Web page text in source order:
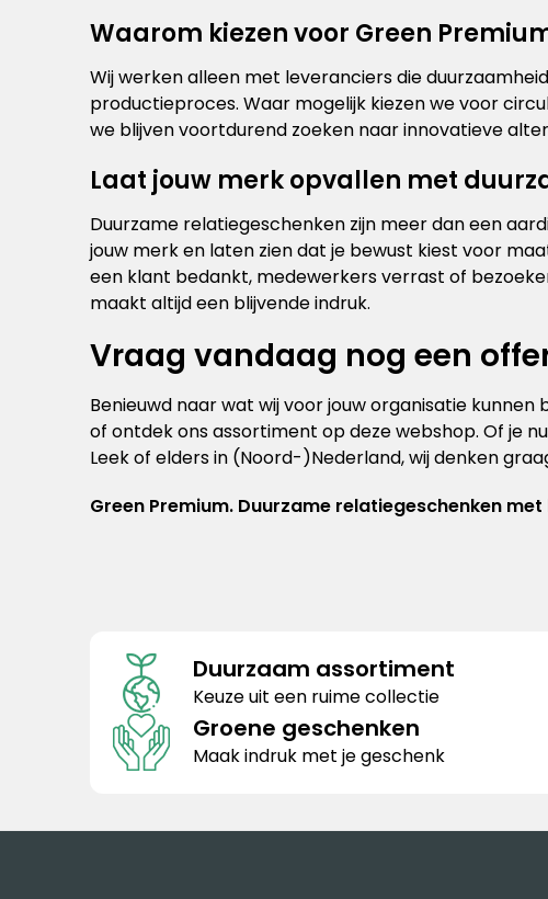
Waarom kiezen voor Green
Wij werken alleen met leveranciers die
productieproces. Waar mogelijk kiezen we voor
we blijven voortdurend zoeken naar innovatieve
Laat jouw merk opvallen met
Duurzame relatiegeschenken zijn meer dan een
jouw merk en laten zien dat je bewust kiest voor
een klant bedankt, medewerkers verrast of
maakt altijd een blijvende indruk.
Vraag vandaag nog een
Benieuwd naar wat wij voor jouw organisatie kunnen
of ontdek ons assortiment op deze webshop. Of je
Leek of elders in (Noord-)Nederland, wij denken
Green Premium. Duurzame relatiegeschenken
Duurzaam assortiment
Keuze uit een ruime collectie
Groene geschenken
Maak indruk met je geschenk